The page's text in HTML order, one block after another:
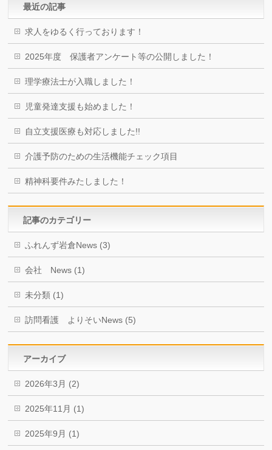
最近の記事
求人をゆるく行っております！
2025年度 保護者アンケート等の公開しました！
理学療法士が入職しました！
児童発達支援も始めました！
自立支援医療も対応しました!!
介護予防のための生活機能チェック項目
精神科要件みたしました！
記事のカテゴリー
ふれんず岩倉News (3)
会社 News (1)
未分類 (1)
訪問看護 よりそいNews (5)
アーカイブ
2026年3月 (2)
2025年11月 (1)
2025年9月 (1)